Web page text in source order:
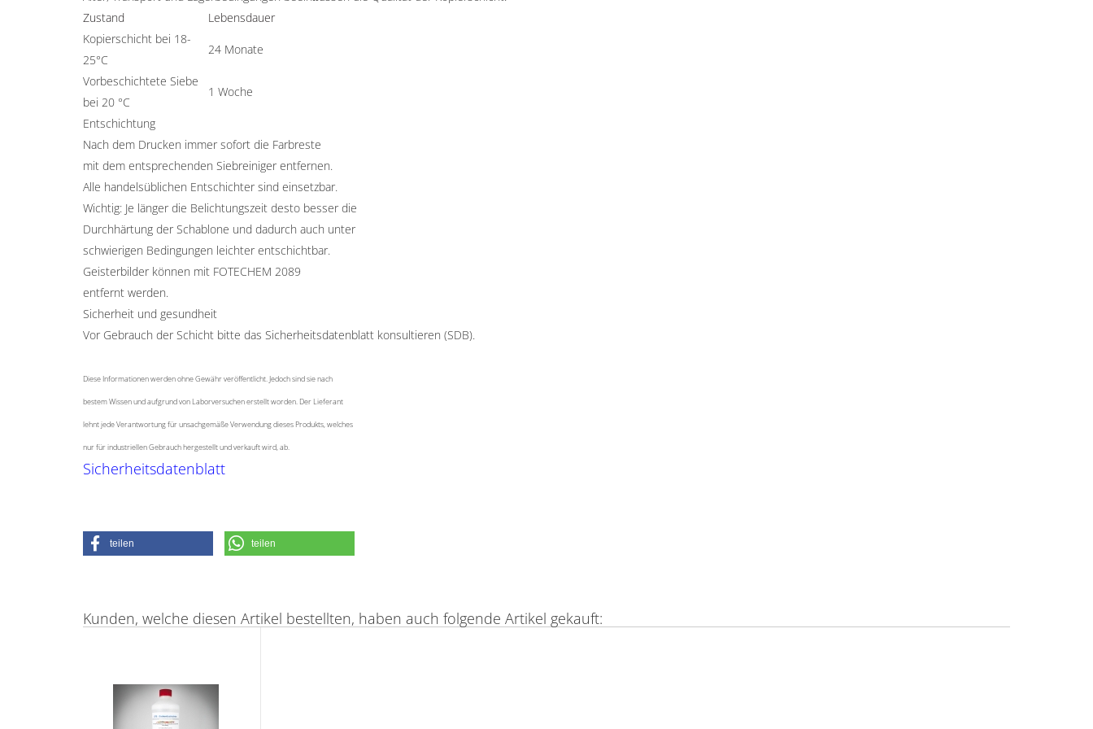
Zustand
Lebensdauer
Kopierschicht bei 18-
25°C
24 Monate
Vorbeschichtete Siebe
bei 20 °C
1 Woche
Entschichtung
Nach dem Drucken immer sofort die Farbreste
mit dem entsprechenden Siebreiniger entfernen.
Alle handelsüblichen Entschichter sind einsetzbar.
Wichtig: Je länger die Belichtungszeit desto besser die
Durchhärtung der Schablone und dadurch auch unter
schwierigen Bedingungen leichter entschichtbar.
Geisterbilder können mit FOTECHEM 2089
entfernt werden.
Sicherheit und gesundheit
Vor Gebrauch der Schicht bitte das Sicherheitsdatenblatt konsultieren (SDB).
Diese Informationen werden ohne Gewähr veröffentlicht. Jedoch sind sie nach
bestem Wissen und aufgrund von Laborversuchen erstellt worden. Der Lieferant
lehnt jede Verantwortung für unsachgemäße Verwendung dieses Produkts, welches
nur für industriellen Gebrauch hergestellt und verkauft wird, ab.
Sicherheitsdatenblatt
teilen teilen
Kunden, welche diesen Artikel bestellten, haben auch folgende Artikel gekauft: